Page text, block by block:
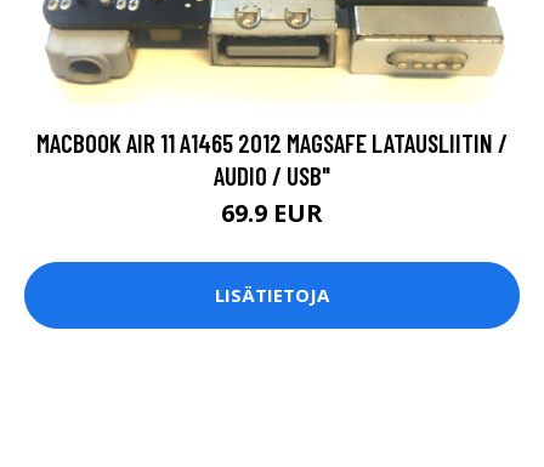
MACBOOK AIR 11 A1465 2012 MAGSAFE LATAUSLIITIN /
AUDIO / USB"
69.9 EUR
LISÄTIETOJA